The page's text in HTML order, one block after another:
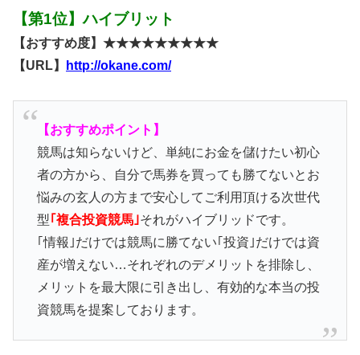
【第1位】ハイブリット
【おすすめ度】★★★★★★★★★
【URL】
http://okane.com/
【おすすめポイント】
競馬は知らないけど、単純にお金を儲けたい初心
者の方から、自分で馬券を買っても勝てないとお
悩みの玄人の方まで安心してご利用頂ける次世代
型｢複合投資競馬｣それがハイブリッドです。
｢情報｣だけでは競馬に勝てない｢投資｣だけでは資
産が増えない…それぞれのデメリットを排除し、
メリットを最大限に引き出し、有効的な本当の投
資競馬を提案しております。